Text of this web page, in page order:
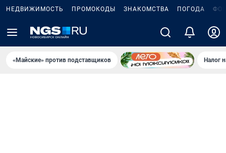
НЕДВИЖИМОСТЬ ПРОМОКОДЫ ЗНАКОМСТВА ПОГОДА
«Майские» против подставщиков Налог